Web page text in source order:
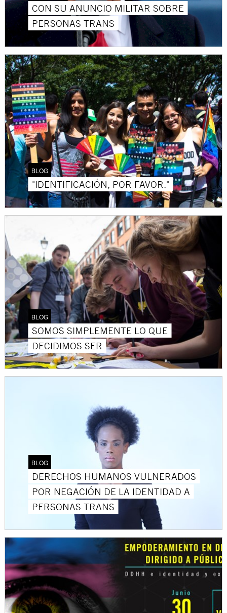
CON SU ANUNCIO MILITAR SOBRE
PERSONAS TRANS
BLOG
"IDENTIFICACIÓN, POR FAVOR."
BLOG
SOMOS SIMPLEMENTE LO QUE
DECIDIMOS SER
BLOG
DERECHOS HUMANOS VULNERADOS
POR NEGACIÓN DE LA IDENTIDAD A
PERSONAS TRANS